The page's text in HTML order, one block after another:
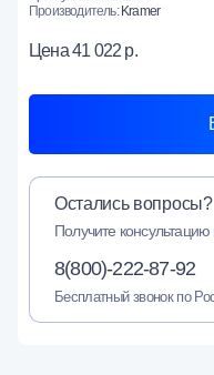
Производитель:Kramer
Цена41 022 р.
Остались вопросы?
Получите
8(800)-222-87-92
Бесплатный звонок по